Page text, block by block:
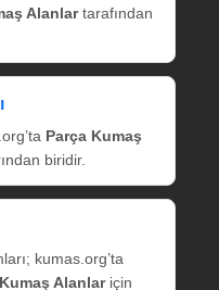
Alanlartarafından
Parça Kumaş
biridir.
kumas.org’ta
Alanlariçin